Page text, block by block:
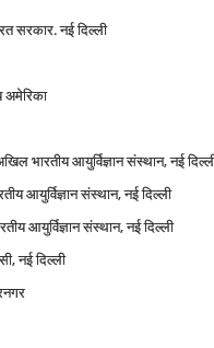
सरकार. नई दिल्ली
अमेरिका
भारतीय आयुर्विज्ञान संस्थान, नई
आयुर्विज्ञान संस्थान, नई दिल्ली
आयुर्विज्ञान संस्थान, नई दिल्ली
नई दिल्ली